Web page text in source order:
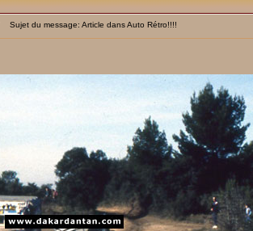
Sujet du message: Article dans Auto Rétro!!!!